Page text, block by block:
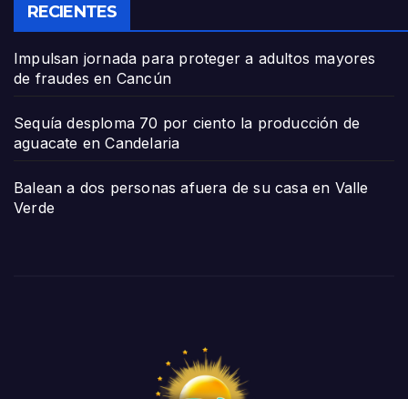
RECIENTES
Impulsan jornada para proteger a adultos mayores
de fraudes en Cancún
Sequía desploma 70 por ciento la producción de
aguacate en Candelaria
Balean a dos personas afuera de su casa en Valle
Verde